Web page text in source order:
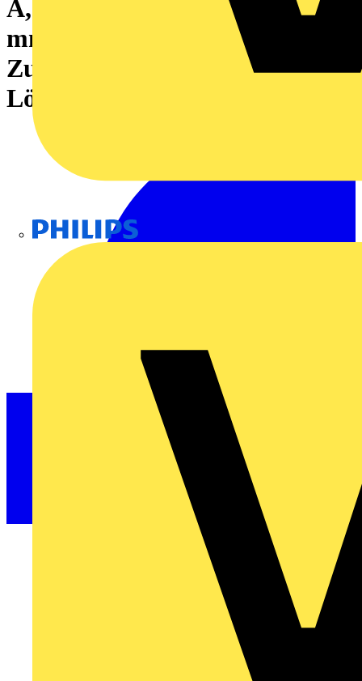
A, Raster in mm: 5.00, 2.5
mm², Polzahl: 4,
Zugbügelanschluss, THT-
Lötanschluss, 90°, Box